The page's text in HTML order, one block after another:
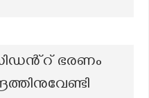
ഭരണം